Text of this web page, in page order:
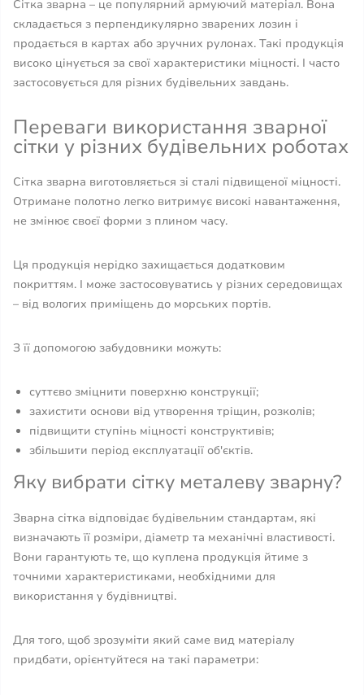
Сітка зварна – це популярний армуючий матеріал. Вона
складається з перпендикулярно зварених лозин і
продається в картах або зручних рулонах. Такі продукція
високо цінується за свої характеристики міцності. І часто
застосовується для різних будівельних завдань.
Переваги використання зварної
сітки у різних будівельних роботах
Сітка зварна виготовляється зі сталі підвищеної міцності.
Отримане полотно легко витримує високі навантаження,
не змінює своєї форми з плином часу.
Ця продукція нерідко захищається додатковим
покриттям. І може застосовуватись у різних середовищах
– від вологих приміщень до морських портів.
З її допомогою забудовники можуть:
суттєво зміцнити поверхню конструкції;
захистити основи від утворення тріщин, розколів;
підвищити ступінь міцності конструктивів;
збільшити період експлуатації об'єктів.
Яку вибрати сітку металеву зварну?
Зварна сітка відповідає будівельним стандартам, які
визначають її розміри, діаметр та механічні властивості.
Вони гарантують те, що куплена продукція йтиме з
точними характеристиками, необхідними для
використання у будівництві.
Для того, щоб зрозуміти який саме вид матеріалу
придбати, орієнтуйтеся на такі параметри: